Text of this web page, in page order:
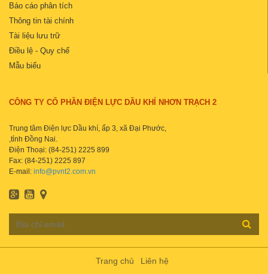
Báo cáo phân tích
Thông tin tài chính
Tài liệu lưu trữ
Điều lệ - Quy chế
Mẫu biểu
CÔNG TY CỔ PHẦN ĐIỆN LỰC DẦU KHÍ NHƠN TRẠCH 2
Trung tâm Điện lực Dầu khí, ấp 3, xã Đại Phước,
,tỉnh Đồng Nai.
Điện Thoại: (84-251) 2225 899
Fax: (84-251) 2225 897
E-mail: info@pvnt2.com.vn
Trang chủ Liên hệ